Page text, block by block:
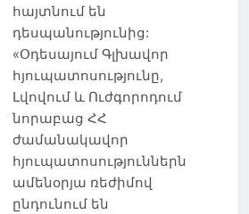
հայտնում են
դեսպանությունից:
«Օդեսայում Գլխավոր
հյուպատոսությունը,
Լվովում և Ուժգորոդում
նորաբաց ՀՀ
ժամանակավոր
հյուպատոսություններն
ամենօրյա ռեժիմով
ընդունում են